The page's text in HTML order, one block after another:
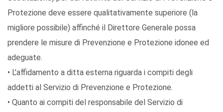
Protezione deve essere qualitativamente superiore (la
migliore possibile) affinché il Direttore Generale possa
prendere le misure di Prevenzione e Protezione idonee ed
adeguate.
• L’affidamento a ditta esterna riguarda i compiti degli
addetti al Servizio di Prevenzione e Protezione.
• Quanto ai compiti del responsabile del Servizio di